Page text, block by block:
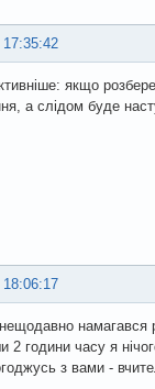
17:35:42
якщо
а слідом буде
18:06:17
намагався
2 години часу я
з вами -